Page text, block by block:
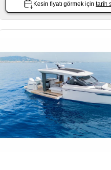
Kesin fiyatı görmek için tarih